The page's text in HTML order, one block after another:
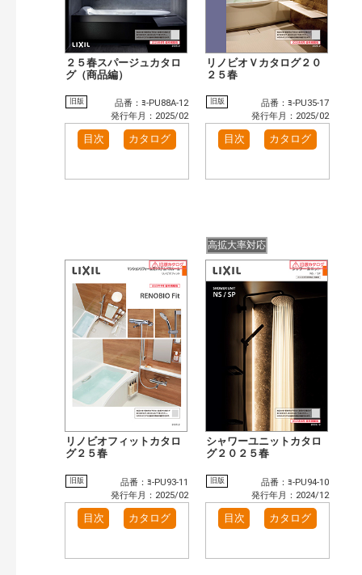
窓・シャッター（9）
玄関ドア・引戸（5）
インテリア建材（2）
キッチン（4）
浴室（6）
洗面化粧室（1）
発行年で検索
開始年:
検索
２５春スパージュカタロ
グ（商品編）
旧版
品番：ﾖ-PU88A-12
発行年月：2025/02
目次 カタログ
リノビオＶカタログ２０
２５春
旧版
品番：ﾖ-PU35-17
発行年月：2025/02
目次 カタログ
リノビオフィットカタロ
グ２５春
旧版
品番：ﾖ-PU93-11
発行年月：2025/02
目次 カタログ
高拡大率対応
シャワーユニットカタロ
グ２０２５春
旧版
品番：ﾖ-PU94-10
発行年月：2024/12
目次 カタログ